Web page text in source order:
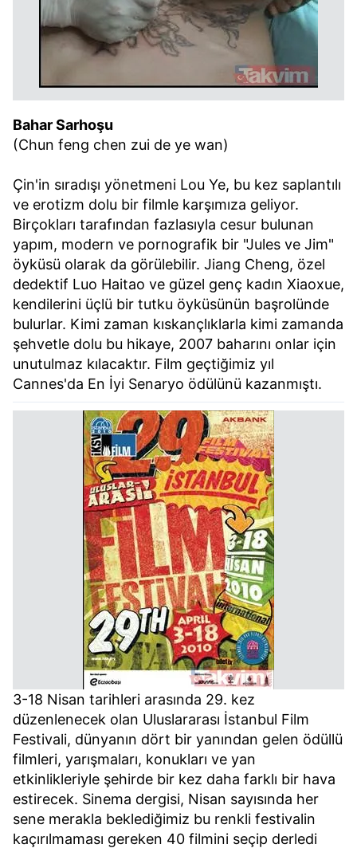
Bahar Sarhoşu
(Chun feng chen zui de ye wan)
Çin'in sıradışı yönetmeni Lou Ye, bu kez saplantılı
ve erotizm dolu bir filmle karşımıza geliyor.
Birçokları tarafından fazlasıyla cesur bulunan
yapım, modern ve pornografik bir "Jules ve Jim"
öyküsü olarak da görülebilir. Jiang Cheng, özel
dedektif Luo Haitao ve güzel genç kadın Xiaoxue,
kendilerini üçlü bir tutku öyküsünün başrolünde
bulurlar. Kimi zaman kıskançlıklarla kimi zamanda
şehvetle dolu bu hikaye, 2007 baharını onlar için
unutulmaz kılacaktır. Film geçtiğimiz yıl
Cannes'da En İyi Senaryo ödülünü kazanmıştı.
3-18 Nisan tarihleri arasında 29. kez
düzenlenecek olan Uluslararası İstanbul Film
Festivali, dünyanın dört bir yanından gelen ödüllü
filmleri, yarışmaları, konukları ve yan
etkinlikleriyle şehirde bir kez daha farklı bir hava
estirecek. Sinema dergisi, Nisan sayısında her
sene merakla beklediğimiz bu renkli festivalin
kaçırılmaması gereken 40 filmini seçip derledi